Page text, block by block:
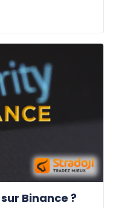
Binance ?